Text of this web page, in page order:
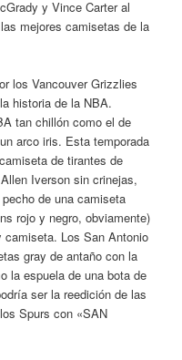
y Vince Carter al
mejores camisetas de la
los Vancouver Grizzlies
historia de la NBA.
tan chillón como el de
arco iris. Esta temporada
de tirantes de
Iverson sin crinejas,
de una camiseta
rojo y negro, obviamente)
Los San Antonio
gray de antaño con la
la espuela de una bota de
ser la reedición de las
Spurs con «SAN